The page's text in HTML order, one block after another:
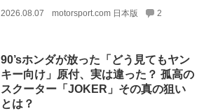
2026.08.07 motorsport.com 日本版 2
90’sホンダが放った「どう見てもヤン
キー向け」原付、実は違った？ 孤高の
スクーター「JOKER」その真の狙い
とは？